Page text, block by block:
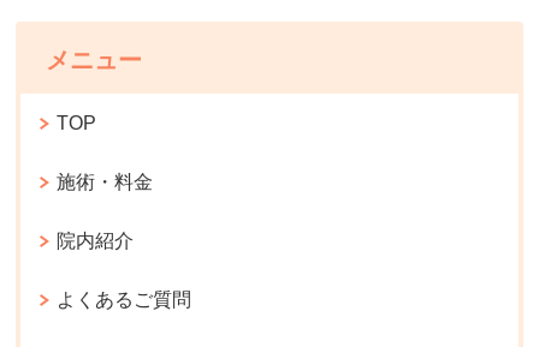
メニュー
TOP
施術・料金
院内紹介
よくあるご質問